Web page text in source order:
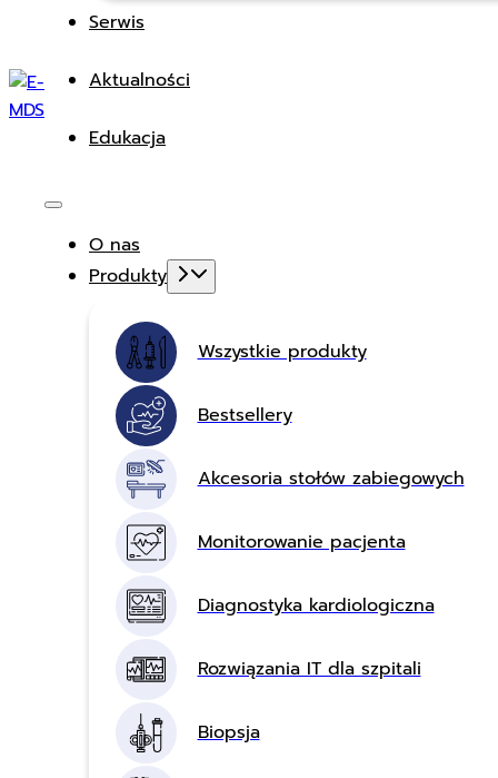
Serwis
Aktualności
Edukacja
O nas
Produkty
Wszystkie produkty
Bestsellery
Akcesoria stołów zabiegowych
Monitorowanie pacjenta
Diagnostyka kardiologiczna
Rozwiązania IT dla szpitali
Biopsja